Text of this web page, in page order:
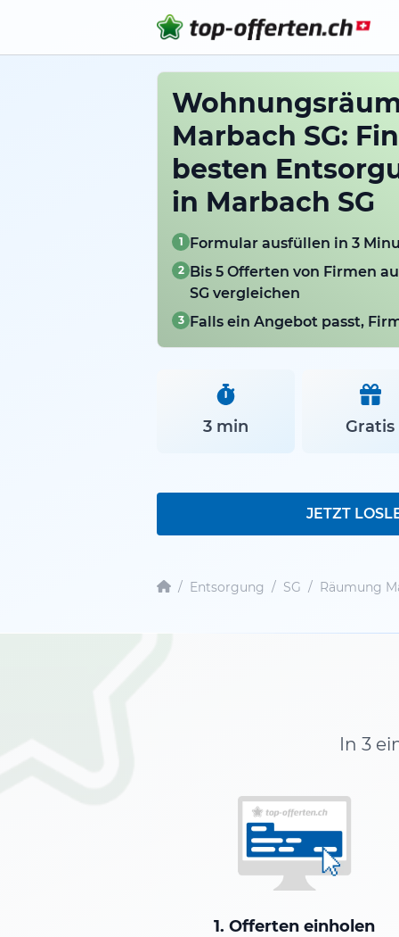
Marbach SG:
besten
in Marbach SG
1 Formular ausfüllen in 3
2 Bis 5 Offerten von Firmen
SG vergleichen
3 Falls ein Angebot passt,
3 min Gratis
JETZT
/ Entsorgung / SG / Räumung
In 3
1. Offerten einholen